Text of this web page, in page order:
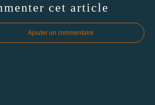
cet article
Ajouter un commentaire